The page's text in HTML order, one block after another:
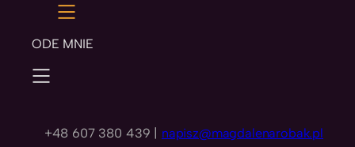
ODE MNIE
+48 607 380 439 | napisz@magdalenarobak.pl